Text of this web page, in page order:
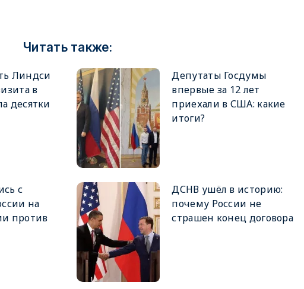
Читать также:
Линдси
в
десятки
Депутаты Госдумы
впервые за 12 лет
приехали в США: какие
итоги?
с
на
против
ДСНВ ушёл в историю:
почему России не
страшен конец договора